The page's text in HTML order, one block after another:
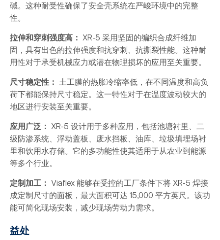
碱。这种耐受性确保了安全壳系统在严峻环境中的完整
性。
拉伸和穿刺强度高： XR-5 采用坚固的编织合成纤维加
固，具有出色的拉伸强度和抗穿刺、抗撕裂性能。这种耐
用性对于承受机械应力或潜在物理损坏的应用至关重要。
尺寸稳定性： 土工膜的热胀冷缩率低，在不同温度和高负
荷下都能保持尺寸稳定。这一特性对于在温度波动较大的
地区进行安装至关重要。
应用广泛： XR-5 设计用于多种应用，包括池塘衬里、二
级防渗系统、浮动盖板、废水挡板、油库、垃圾填埋场衬
里和饮用水存储。它的多功能性使其适用于从农业到能源
等多个行业。
定制加工： Viaflex 能够在受控的工厂条件下将 XR-5 焊接
成定制尺寸的面板，最大面积可达 15,000 平方英尺。该功
能可简化现场安装，减少现场劳动力需求。
益处